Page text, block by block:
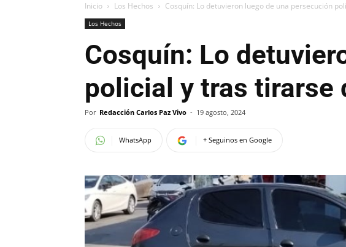
Inicio Los Hechos Cosquín: Lo detuvieron luego de una persecución
Los Hechos
Cosquín: Lo
policial y tras tirarse
Por Redacción Carlos Paz Vivo - 19 agosto, 2024
WhatsApp + Seguinos en Google